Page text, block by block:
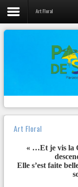
Vie de la Paroisse
Art Floral
LIENS
L'évangile du jour
Canção Nova
Webradio 100%
Diocèse Fréjus-
Radios
Art Floral
« …Et je vis la
Elle s’est faite